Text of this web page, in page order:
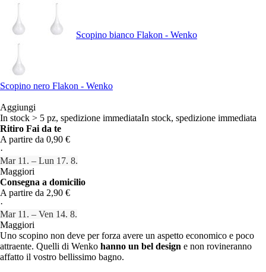
Scopino bianco Flakon - Wenko
Scopino nero Flakon - Wenko
Aggiungi
In stock > 5 pz, spedizione immediataIn stock, spedizione immediata
Ritiro Fai da te
A partire da 0,90 €
·
Mar 11. – Lun 17. 8.
Maggiori
Consegna a domicilio
A partire da 2,90 €
·
Mar 11. – Ven 14. 8.
Maggiori
Uno scopino non deve per forza avere un aspetto economico e poco
attraente. Quelli di Wenko hanno un bel design e non rovineranno
affatto il vostro bellissimo bagno.